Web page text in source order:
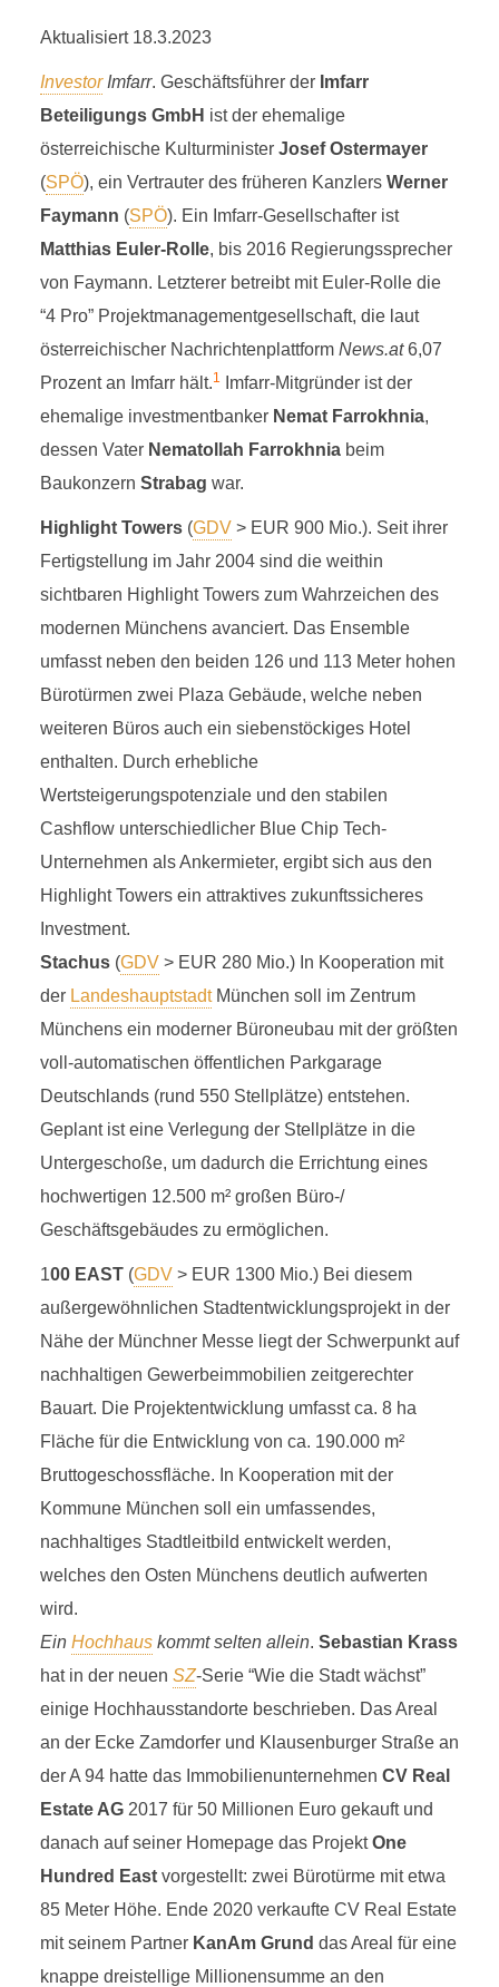
Aktualisiert 18.3.2023
InvestorImfarr. Geschäftsführer der Imfarr
Beteiligungs GmbH ist der ehemalige
österreichische Kulturminister Josef Ostermayer
(SPÖ), ein Vertrauter des früheren Kanzlers Werner
Faymann (SPÖ). Ein Imfarr-Gesellschafter ist
Matthias Euler-Rolle, bis 2016 Regierungssprecher
von Faymann. Letzterer betreibt mit Euler-Rolle die
“4 Pro” Projektmanagementgesellschaft, die laut
österreichischer Nachrichtenplattform News.at6,07
Prozent an Imfarr hält.1
Imfarr-Mitgründer ist der
ehemalige investmentbanker Nemat Farrokhnia,
dessen Vater Nematollah Farrokhnia beim
Baukonzern Strabag war.
Highlight Towers (GDV> EUR 900 Mio.). Seit ihrer
Fertigstellung im Jahr 2004 sind die weithin
sichtbaren Highlight Towers zum Wahrzeichen des
modernen Münchens avanciert. Das Ensemble
umfasst neben den beiden 126 und 113 Meter hohen
Bürotürmen zwei Plaza Gebäude, welche neben
weiteren Büros auch ein siebenstöckiges Hotel
enthalten. Durch erhebliche
Wertsteigerungspotenziale und den stabilen
Cashflow unterschiedlicher Blue Chip Tech-
Unternehmen als Ankermieter, ergibt sich aus den
Highlight Towers ein attraktives zukunftssicheres
Investment.
Stachus(GDV> EUR 280 Mio.) In Kooperation mit
der LandeshauptstadtMünchen soll im Zentrum
Münchens ein moderner Büroneubau mit der größten
voll-automatischen öffentlichen Parkgarage
Deutschlands (rund 550 Stellplätze) entstehen.
Geplant ist eine Verlegung der Stellplätze in die
Untergeschoße, um dadurch die Errichtung eines
hochwertigen 12.500 m² großen Büro-/
Geschäftsgebäudes zu ermöglichen.
100 EAST(GDV> EUR 1300 Mio.) Bei diesem
außergewöhnlichen Stadtentwicklungsprojekt in der
Nähe der Münchner Messe liegt der Schwerpunkt auf
nachhaltigen Gewerbeimmobilien zeitgerechter
Bauart. Die Projektentwicklung umfasst ca. 8 ha
Fläche für die Entwicklung von ca. 190.000 m²
Bruttogeschossfläche. In Kooperation mit der
Kommune München soll ein umfassendes,
nachhaltiges Stadtleitbild entwickelt werden,
welches den Osten Münchens deutlich aufwerten
wird.
Ein Hochhauskommt selten allein. Sebastian Krass
hat in der neuen SZ-Serie “Wie die Stadt wächst”
einige Hochhausstandorte beschrieben. Das Areal
an der Ecke Zamdorfer und Klausenburger Straße an
der A 94 hatte das Immobilienunternehmen CV Real
Estate AG2017 für 50 Millionen Euro gekauft und
danach auf seiner Homepage das ProjektOne
Hundred Eastvorgestellt: zwei Bürotürme mit etwa
85 Meter Höhe. Ende 2020 verkaufte CV Real Estate
mit seinem Partner KanAm Grund das Areal für eine
knappe dreistellige Millionensumme an den